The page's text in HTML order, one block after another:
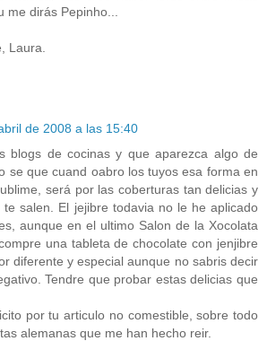
me dirás Pepinho...
Laura.
de 2008 a las 15:40
blogs de cocinas y que aparezca algo de
se que cuand oabro los tuyos esa forma en
será por las coberturas tan delicias y
te salen. El jejibre todavia no le he aplicado
aunque en el ultimo Salon de la Xocolata
una tableta de chocolate con jenjibre
diferente y especial aunque no sabris decir
Tendre que probar estas delicias que
por tu articulo no comestible, sobre todo
alemanas que me han hecho reir.